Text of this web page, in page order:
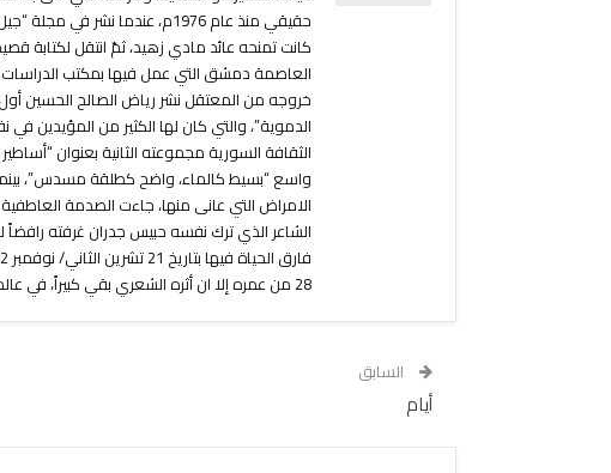
حقيقي منذ عام 1976م، عندما
العاصمة دمشق التي عمل فيها بمكتب
الثقافة السورية مجموعته الثانية بعنوان
واسع “بسيط كالماء، واضح كطلقة مسدس”، بينما
الامراض التي عانى منها، جاءت الصدمة العاطفية
الشاعر الذي ترك نفسه حبيس جدران غرفته
28 من عمره إلا ان أثره الشعري بقي كبيراً، في عالم الشعر السوري.
السابق
أيام